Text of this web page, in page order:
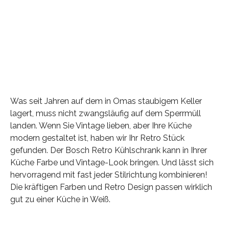
Was seit Jahren auf dem in Omas staubigem Keller
lagert, muss nicht zwangsläufig auf dem Sperrmüll
landen. Wenn Sie Vintage lieben, aber Ihre Küche
modern gestaltet ist, haben wir Ihr Retro Stück
gefunden. Der Bosch Retro Kühlschrank kann in Ihrer
Küche Farbe und Vintage-Look bringen. Und lässt sich
hervorragend mit fast jeder Stilrichtung kombinieren!
Die kräftigen Farben und Retro Design passen wirklich
gut zu einer Küche in Weiß.